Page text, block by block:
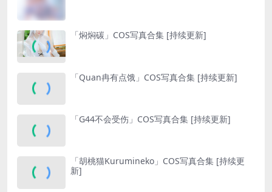
「焖焖碳」COS写真合集 [持续更新]
「Quan冉有点饿」COS写真合集 [持续更新]
「G44不会受伤」COS写真合集 [持续更新]
「胡桃猫Kurumineko」COS写真合集 [持续更
新]